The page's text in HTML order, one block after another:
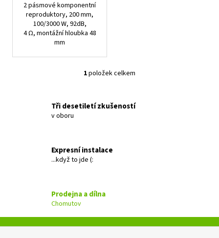
2 pásmové komponentní
reproduktory, 200 mm,
100/3000 W, 92dB,
4 Ω, montážní hloubka 48
mm
O
l
á
í
v
ý
1položek celkem
Tři desetiletí zkušeností
v oboru
Expresní instalace
...když to jde (:
Prodejna a dílna
Chomutov